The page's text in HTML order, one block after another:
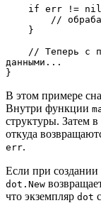
if err !=
//
    }
данными...
}
В этом примере
Внутри функции
структуры. Затем в
откуда
err.
Если при создании
dot.New
что экземпляр dot